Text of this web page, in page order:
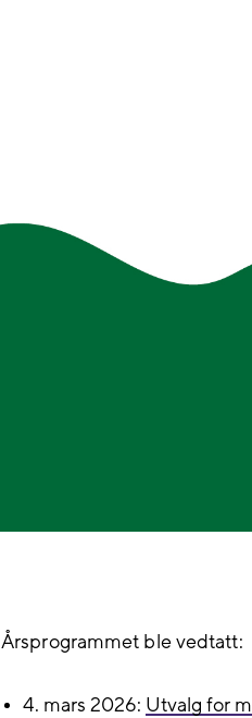
Årsprogrammet ble vedtatt:
4. mars 2026: Utvalg for